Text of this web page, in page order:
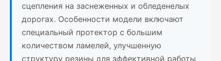
сцепления на заснеженных и обледенелых
дорогах. Особенности модели включают
специальный протектор с большим
количеством ламелей, улучшенную
структуру резины для эффективной работы